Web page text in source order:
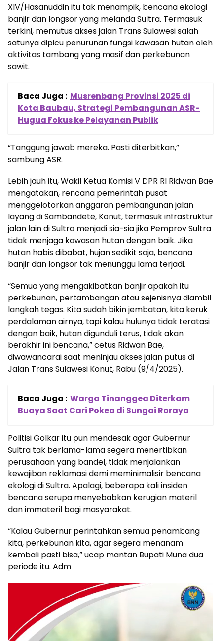
XIV/Hasanuddin itu tak menampik, bencana ekologi
banjir dan longsor yang melanda Sultra. Termasuk
terkini, memutus akses jalan Trans Sulawesi salah
satunya dipicu penurunan fungsi kawasan hutan oleh
aktivitas tambang yang masif dan perkebunan
sawit.
Baca Juga : Musrenbang Provinsi 2025 di
Kota Baubau, Strategi Pembangunan ASR-
Hugua Fokus ke Pelayanan Publik
“Tanggung jawab mereka. Pasti diterbitkan,”
sambung ASR.
Lebih jauh itu, Wakil Ketua Komisi V DPR RI Ridwan Bae
mengatakan, rencana pemerintah pusat
menggelotorkan anggaran pembangunan jalan
layang di Sambandete, Konut, termasuk infrastruktur
jalan lain di Sultra menjadi sia-sia jika Pemprov Sultra
tidak menjaga kawasan hutan dengan baik. Jika
hutan habis dibabat, hujan sedikit saja, bencana
banjir dan longsor tak menunggu lama terjadi.
“Semua yang mengakibatkan banjir apakah itu
perkebunan, pertambangan atau sejenisnya diambil
langkah tegas. Kita sudah bikin jembatan, kita keruk
perdalaman airnya, tapi kalau hulunya tidak teratasi
dengan baik, hutan digunduli terus, tidak akan
berakhir ini bencana,” cetus Ridwan Bae,
diwawancarai saat meninjau akses jalan putus di
Jalan Trans Sulawesi Konut, Rabu (9/4/2025).
Baca Juga : Warga Tinanggea Diterkam
Buaya Saat Cari Pokea di Sungai Roraya
Politisi Golkar itu pun mendesak agar Gubernur
Sultra tak berlama-lama segera menertibkan
perusahaan yang bandel, tidak menjalankan
kewajiban reklamasi demi meminimalisir bencana
ekologi di Sultra. Apalagi, beberapa kali insiden
bencana serupa menyebabkan kerugian materil
dan immateril bagi masyarakat.
“Kalau Gubernur perintahkan semua penambang
kita, perkebunan kita, agar segera menanam
kembali pasti bisa,” ucap mantan Bupati Muna dua
periode itu. Adm